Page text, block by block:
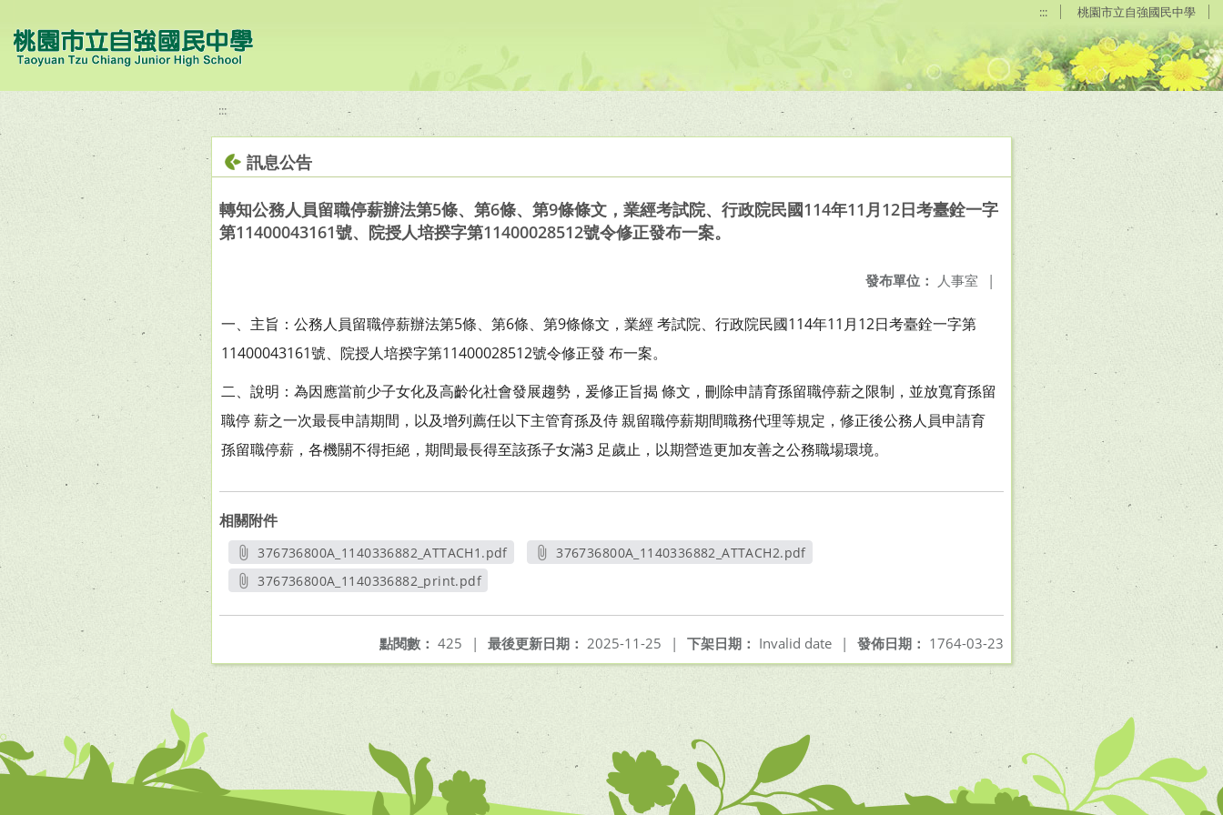
::: 桃園市立自強國民中學
:::
訊息公告
轉知公務人員留職停薪辦法第5條、第6條、第9條條文，業經考試院、行政院民國114年11月12日考臺銓一字
第11400043161號、院授人培揆字第11400028512號令修正發布一案。
發布單位： 人事室 |
一、主旨：公務人員留職停薪辦法第5條、第6條、第9條條文，業經 考試院、行政院民國114年11月12日考臺銓一字第
11400043161號、院授人培揆字第11400028512號令修正發 布一案。
二、說明：為因應當前少子女化及高齡化社會發展趨勢，爰修正旨揭 條文，刪除申請育孫留職停薪之限制，並放寬育孫留
職停 薪之一次最長申請期間，以及增列薦任以下主管育孫及侍 親留職停薪期間職務代理等規定，修正後公務人員申請育
孫留職停薪，各機關不得拒絕，期間最長得至該孫子女滿3 足歲止，以期營造更加友善之公務職場環境。
相關附件
376736800A_1140336882_ATTACH1.pdf
另開新視窗
376736800A_1140336882_ATTACH2.pdf
376736800A_1140336882_print.pdf
發佈日期： 1764-03-23
下架日期： Invalid date |
最後更新日期： 2025-11-25 |
點閱數： 425 |